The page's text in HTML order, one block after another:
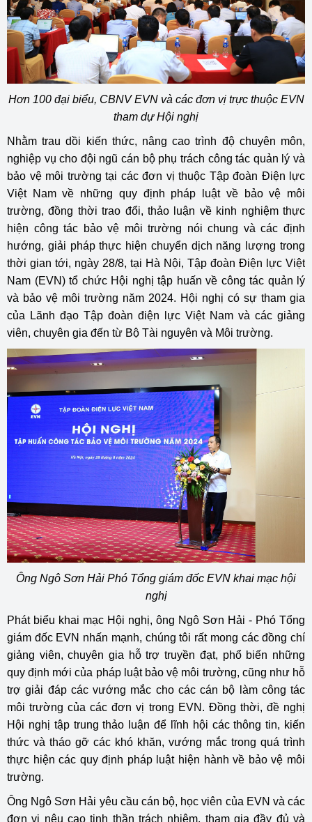
Hơn 100 đại biểu, CBNV EVN và các đơn vị trực thuộc EVN
tham dự Hội nghị
Nhằm trau dồi kiến thức, nâng cao trình độ chuyên môn,
nghiệp vụ cho đội ngũ cán bộ phụ trách công tác quản lý và
bảo vệ môi trường tại các đơn vị thuộc Tập đoàn Điện lực
Việt Nam về những quy định pháp luật về bảo vệ môi
trường, đồng thời trao đổi, thảo luận về kinh nghiệm thực
hiện công tác bảo vệ môi trường nói chung và các định
hướng, giải pháp thực hiện chuyển dịch năng lượng trong
thời gian tới, ngày 28/8, tại Hà Nội, Tập đoàn Điện lực Việt
Nam (EVN) tổ chức Hội nghị tập huấn về công tác quản lý
và bảo vệ môi trường năm 2024. Hội nghị có sự tham gia
của Lãnh đạo Tập đoàn điện lực Việt Nam và các giảng
viên, chuyên gia đến từ Bộ Tài nguyên và Môi trường.
Ông Ngô Sơn Hải Phó Tổng giám đốc EVN khai mạc hội
nghị
Phát biểu khai mạc Hội nghị, ông Ngô Sơn Hải - Phó Tổng
giám đốc EVN nhấn mạnh, chúng tôi rất mong các đồng chí
giảng viên, chuyên gia hỗ trợ truyền đạt, phổ biến những
quy định mới của pháp luật bảo vệ môi trường, cũng như hỗ
trợ giải đáp các vướng mắc cho các cán bộ làm công tác
môi trường của các đơn vị trong EVN. Đồng thời, đề nghị
Hội nghị tập trung thảo luận để lĩnh hội các thông tin, kiến
thức và tháo gỡ các khó khăn, vướng mắc trong quá trình
thực hiện các quy định pháp luật hiện hành về bảo vệ môi
trường.
Ông Ngô Sơn Hải yêu cầu cán bộ, học viên của EVN và các
đơn vị nêu cao tinh thần trách nhiệm, tham gia đầy đủ và